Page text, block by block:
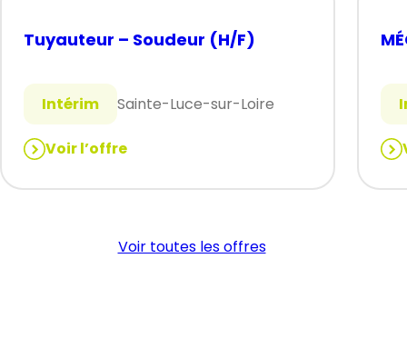
Tuyauteur – Soudeur (H/F)
Intérim Sainte-Luce-sur-Loire
Voir l’offre
:
:
Voir toutes les offres